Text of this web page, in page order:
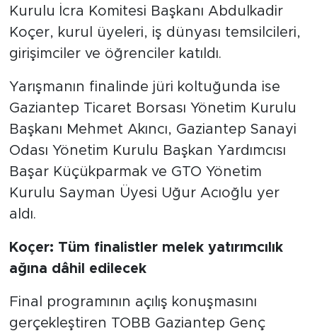
Kurulu İcra Komitesi Başkanı Abdulkadir
Koçer, kurul üyeleri, iş dünyası temsilcileri,
girişimciler ve öğrenciler katıldı.
Yarışmanın finalinde jüri koltuğunda ise
Gaziantep Ticaret Borsası Yönetim Kurulu
Başkanı Mehmet Akıncı, Gaziantep Sanayi
Odası Yönetim Kurulu Başkan Yardımcısı
Başar Küçükparmak ve GTO Yönetim
Kurulu Sayman Üyesi Uğur Acıoğlu yer
aldı.
Koçer: Tüm finalistler melek yatırımcılık
ağına dâhil edilecek
Final programının açılış konuşmasını
gerçekleştiren TOBB Gaziantep Genç